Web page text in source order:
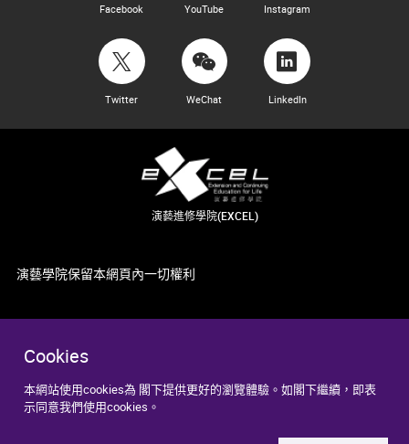
Cookies
本網站使用cookies為 閣下提供更好的瀏覽體驗。如閣下繼續，即表
示同意我們使用cookies。
Facebook YouTube Instagram
Twitter WeChat LinkedIn
演藝進修學院(EXCEL)
演藝學院保留本網頁內一切權利